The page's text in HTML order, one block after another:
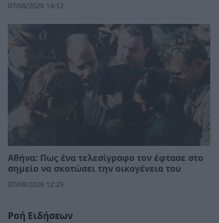
07/08/2026 14:12
Αθήνα: Πως ένα τελεσίγραφο τον έφτασε στο
σημείο να σκοτώσει την οικογένεια του
07/08/2026 12:29
Ροή Ειδήσεων